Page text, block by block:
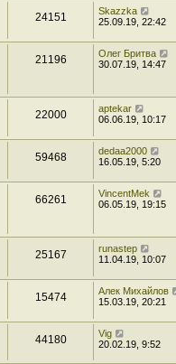
24151
Skazzka
25.09.19, 22:42
21196
Олег Бритва
30.07.19, 14:47
22000
aptekar
06.06.19, 10:17
59468
dedaa2000
16.05.19, 5:20
66261
VincentMek
06.05.19, 19:15
25167
runastep
11.04.19, 10:07
15474
Алек Михайлов
15.03.19, 20:21
44180
Vig
20.02.19, 9:52